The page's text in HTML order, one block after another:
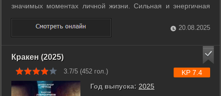
значимых моментах личной жизни. Сильная и энергичная
личность императора, его ум и трудолюбие позволили
провести масштабные реформы и изменения в
общественном устройстве страны. Сериал ...
20.08.2025
Кракен (2025)
3.7/5 (452 гол.)
Год выпуска: 2025
KP 7.4